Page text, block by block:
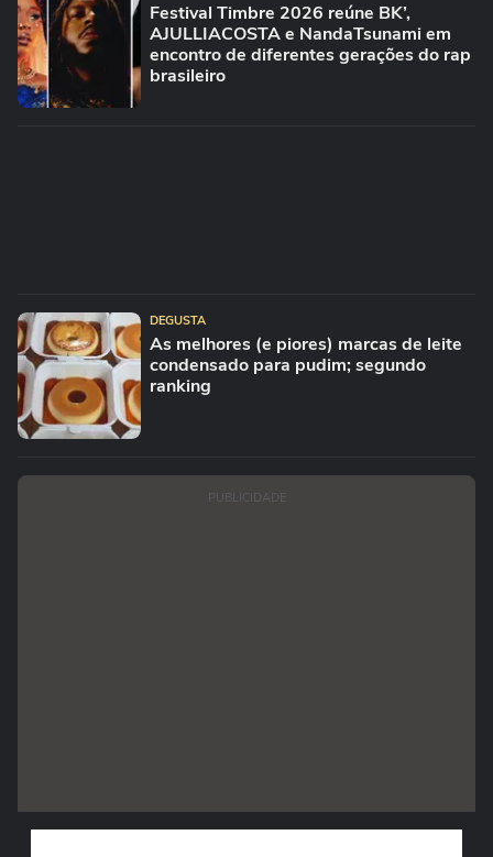
Festival Timbre 2026 reúne BK’,
AJULLIACOSTA e NandaTsunami em
encontro de diferentes gerações do rap
brasileiro
DEGUSTA
As melhores (e piores) marcas de leite
condensado para pudim; segundo
ranking
PUBLICIDADE